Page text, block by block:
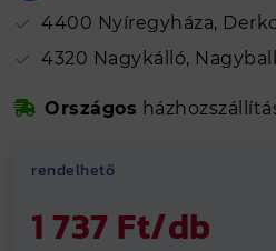
4400 Nyíregyháza,
4320 Nagykálló,
Országos
Vegye át
rendelhető
1 737 Ft/db